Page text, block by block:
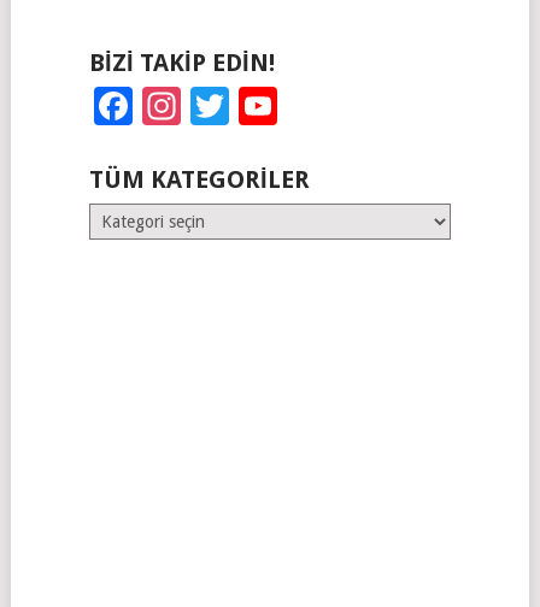
BIZI TAKIP EDIN!
Facebook
Instagram
Twitter
TÜM KATEGORILER
Tüm
Kategoriler